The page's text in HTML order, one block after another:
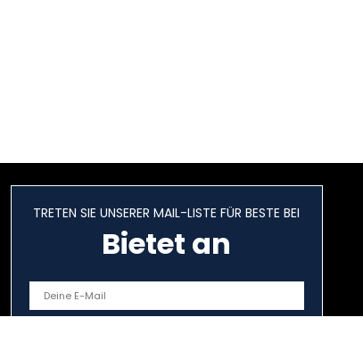
TRETEN SIE UNSERER MAIL-LISTE FÜR BESTE BEI
Bietet an